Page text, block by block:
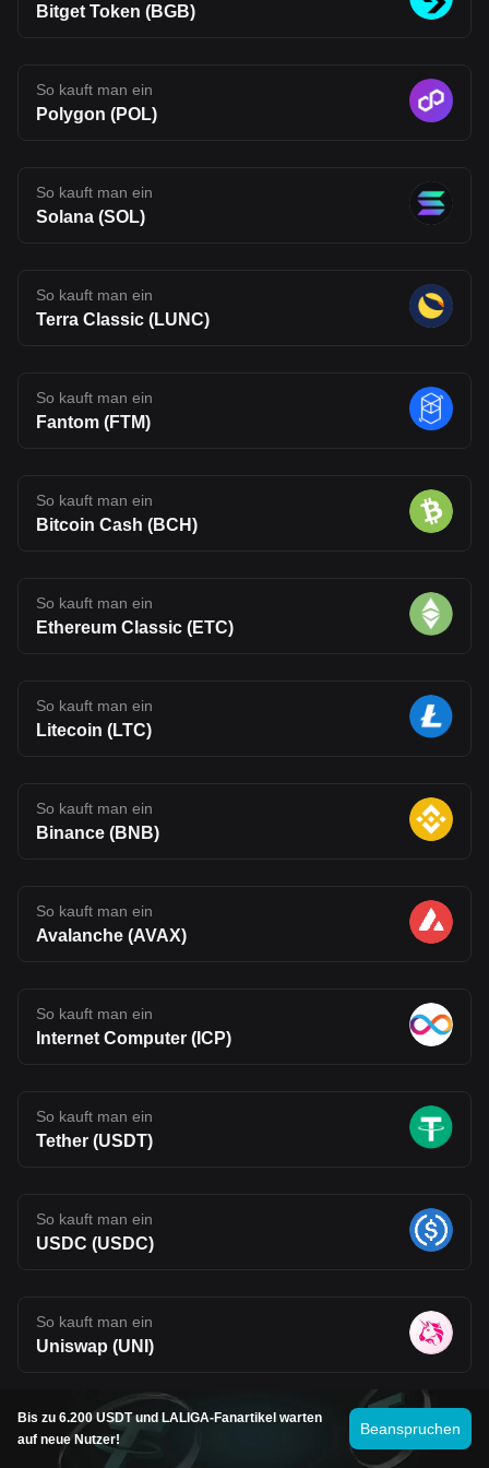
consulted prior to making financial decisions.
Bitget Token (BGB)
So kauft man ein
Polygon (POL)
So kauft man ein
Solana (SOL)
So kauft man ein
Terra Classic (LUNC)
So kauft man ein
Fantom (FTM)
So kauft man ein
Bitcoin Cash (BCH)
So kauft man ein
Ethereum Classic (ETC)
So kauft man ein
Litecoin (LTC)
So kauft man ein
Binance (BNB)
So kauft man ein
Avalanche (AVAX)
So kauft man ein
Internet Computer (ICP)
So kauft man ein
Tether (USDT)
So kauft man ein
USDC (USDC)
So kauft man ein
Uniswap (UNI)
Bis zu 6.200 USDT und LALIGA-Fanartikel warten
auf neue Nutzer!
Beanspruchen